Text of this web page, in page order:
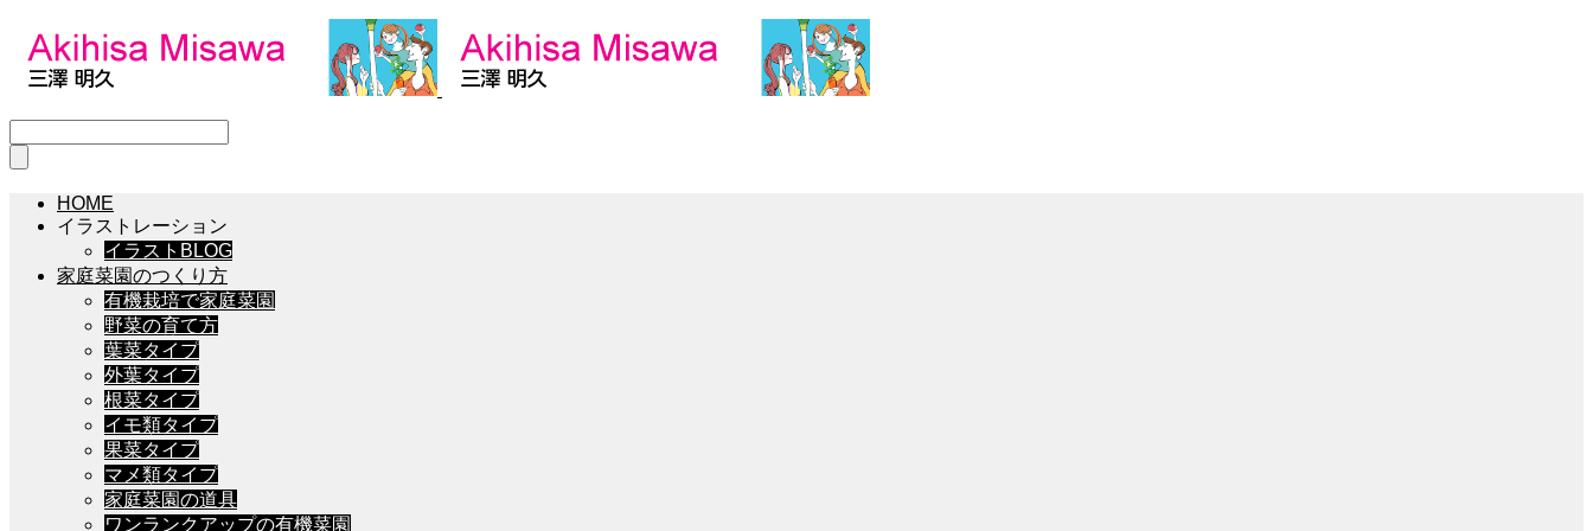
HOME
イラストレーション
イラストBLOG
家庭菜園のつくり方
有機栽培で家庭菜園
野菜の育て方
葉菜タイプ
外葉タイプ
根菜タイプ
イモ類タイプ
果菜タイプ
マメ類タイプ
家庭菜園の道具
ワンランクアップの有機菜園